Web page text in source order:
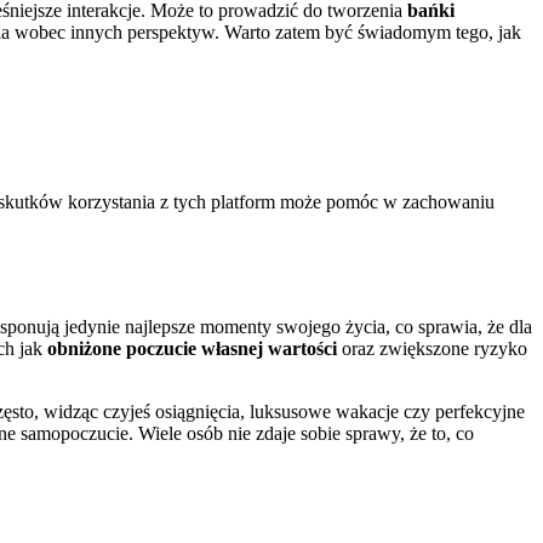
interakcje. Może to prowadzić do tworzenia bańki
innych perspektyw. Warto zatem być świadomym tego, jak
korzystania z tych platform może pomóc w zachowaniu
jedynie najlepsze momenty swojego życia, co sprawia, że dla
jak obniżone poczucie własnej wartości oraz zwiększone ryzyko
widząc czyjeś osiągnięcia, luksusowe wakacje czy perfekcyjne
samopoczucie. Wiele osób nie zdaje sobie sprawy, że to, co